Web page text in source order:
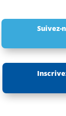
Suivez-